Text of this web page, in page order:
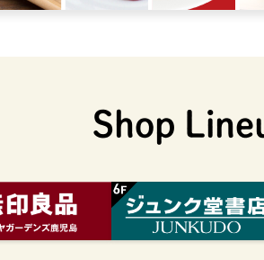
Shop